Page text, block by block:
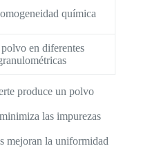
química
en diferentes
produce un polvo
las impurezas
mejoran la uniformidad